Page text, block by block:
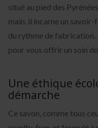
situé au pied des
main, il incarne un
du rythme de fabrication.
pour vous offrir un soin
Une éthique
démarche
Ce savon, comme tous